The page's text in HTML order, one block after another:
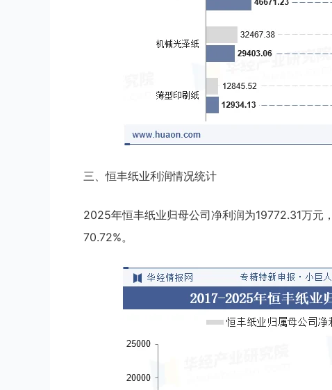
三、恒丰纸业利润情况统计
2025年恒丰纸业归母公司净利润为19772.31万元
70.72%。